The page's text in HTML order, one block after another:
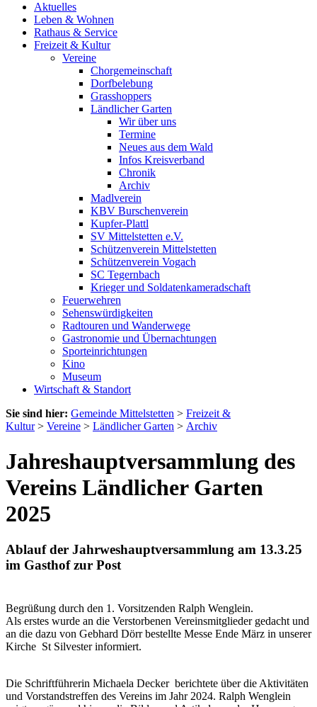
Aktuelles
Leben & Wohnen
Rathaus & Service
Freizeit & Kultur
Vereine
Chorgemeinschaft
Dorfbelebung
Grasshoppers
Ländlicher Garten
Wir über uns
Termine
Neues aus dem Wald
Infos Kreisverband
Chronik
Archiv
Madlverein
KBV Burschenverein
Kupfer-Plattl
SV Mittelstetten e.V.
Schützenverein Mittelstetten
Schützenverein Vogach
SC Tegernbach
Krieger und Soldatenkameradschaft
Feuerwehren
Sehenswürdigkeiten
Radtouren und Wanderwege
Gastronomie und Übernachtungen
Sporteinrichtungen
Kino
Museum
Wirtschaft & Standort
Sie sind hier: Gemeinde Mittelstetten > Freizeit &
Kultur> Vereine > Ländlicher Garten > Archiv
Jahreshauptversammlung des
Vereins Ländlicher Garten
2025
Ablauf der Jahrweshauptversammlung am 13.3.25
im Gasthof zur Post
Begrüßung durch den 1. Vorsitzenden Ralph Wenglein.
Als erstes wurde an die Verstorbenen Vereinsmitglieder gedacht und
an die dazu von Gebhard Dörr bestellte Messe Ende März in unserer
Kirche St Silvester informiert.
Die Schriftführerin Michaela Decker berichtete über die Aktivitäten
und Vorstandstreffen des Ver­eins im Jahr 2024. Ralph Wenglein